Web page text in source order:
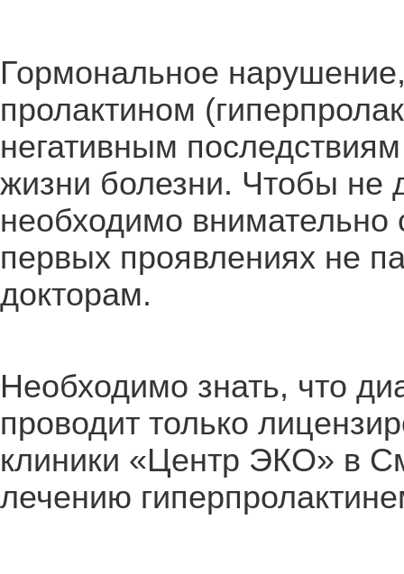
Гормональное
пролактином
негативным
жизни болезни. Чтобы не
необходимо внимательно
первых проявлениях не
докторам.
Необходимо знать, что
проводит только
клиники «Центр ЭКО» в
лечению